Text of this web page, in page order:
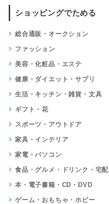
ショッピングでためる
総合通販・オークション
ファッション
美容・化粧品・エステ
健康・ダイエット・サプリ
生活・キッチン・雑貨・文具
ギフト・花
スポーツ・アウトドア
家具・インテリア
家電・パソコン
食品・グルメ・ドリンク・宅配
本・電子書籍・CD・DVD
ゲーム・おもちゃ・ホビー